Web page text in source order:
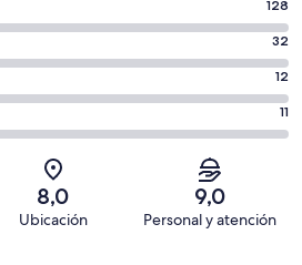
128
32
12
11
8,0
Ubicación
9,0
Personal y atención